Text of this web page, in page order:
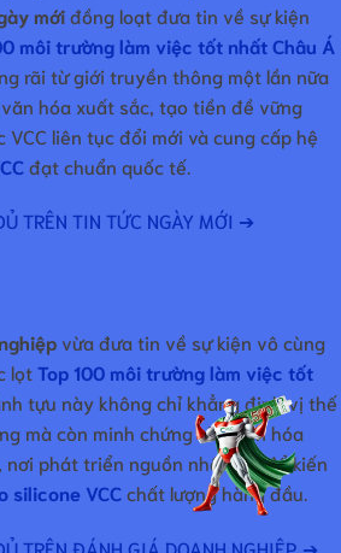
mớiđồng loạt đưa tin về sự kiện
môi trường làm việc tốt nhất Châu Á
rãi từ giới truyền thông một lần nữa
hóa xuất sắc, tạo tiền đề vững
VCC liên tục đổi mới và cung cấp hệ
đạt chuẩn quốc tế.
TRÊN TIN TỨC NGÀY MỚI ➔
vừa đưa tin về sự kiện vô cùng
lọtTop 100 môi trường làm việc tốt
tựu này không chỉ khẳng định vị thế
mà còn minh chứng cho văn hóa
phát triển nguồn nhân lực để kiến
silicone VCC chất lượng hàng đầu.
TRÊN ĐÁNH GIÁ DOANH NGHIỆP ➔